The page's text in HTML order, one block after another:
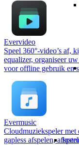
Evervideo
Speel 360°-video’s af,
equalizer, organiseer
voor offline gebruik en
Evermusic
Cloudmuziekspeler met
gapless afspelen,